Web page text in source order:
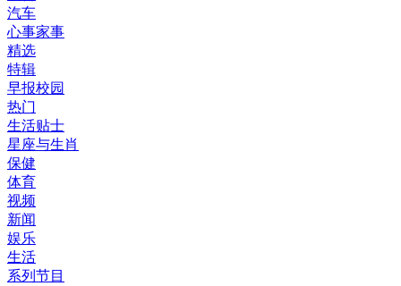
汽车
心事家事
精选
特辑
早报校园
热门
生活贴士
星座与生肖
保健
体育
视频
新闻
娱乐
生活
系列节目